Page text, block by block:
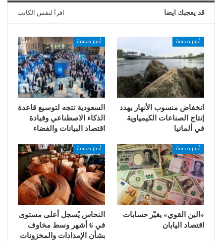
قد يعجبك ايضا اقرأ لنفس الكاتب
أخبار صحفية
انخفاض منسوب الأنهار يهدد
إنتاج الصناعات الكيمياوية
في ألمانيا
أخبار صحفية
السعودية تتجه لتوسيع قاعدة
الذكاء الاصطناعي وقيادة
اقتصاد البيانات والفضاء
أخبار صحفية
«الين القوي» يغيّر حسابات
اقتصاد اليابان
أخبار صحفية
النحاس يُسجل أعلى مستوى
في 6 أشهر وسط مخاوف
بشأن الإمدادات والمخزونات